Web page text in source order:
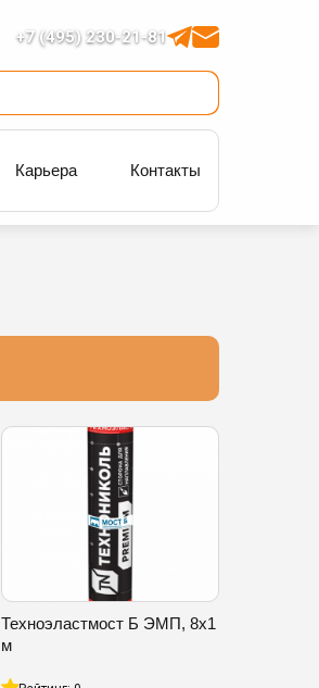
+7 (495) 230-21-81
Карьера Контакты
Техноэластмост Б ЭМП, 8х1
м